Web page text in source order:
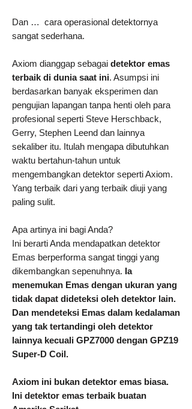
​Dan … cara operasional detektornya
sangat sederhana.
​Axiom dianggap sebagai detektor emas
terbaik di dunia saat ini. Asumpsi ini
berdasarkan banyak eksperimen dan
pengujian lapangan tanpa henti oleh para
profesional seperti Steve Herschback,
Gerry, Stephen Leend dan lainnya
sekaliber itu. Itulah mengapa dibutuhkan
waktu bertahun-tahun untuk
mengembangkan detektor seperti Axiom.
Yang terbaik dari yang terbaik diuji yang
paling sulit.
​Apa artinya ini bagi Anda?
Ini berarti Anda mendapatkan detektor
Emas berperforma sangat tinggi yang
dikembangkan sepenuhnya. Ia
menemukan Emas dengan ukuran yang
tidak dapat dideteksi oleh detektor lain.
Dan mendeteksi Emas dalam kedalaman
yang tak tertandingi oleh detektor
lainnya kecuali GPZ7000 dengan GPZ19
Super-D Coil.
Axiom ini bukan detektor emas biasa.
Ini detektor emas terbaik buatan